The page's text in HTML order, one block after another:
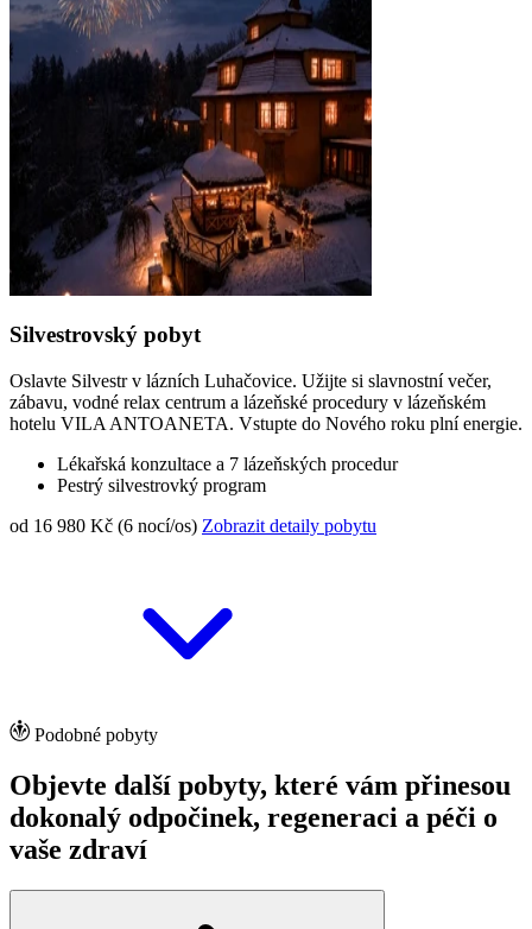
Silvestrovský pobyt
Oslavte Silvestr v lázních Luhačovice. Užijte si slavnostní večer,
zábavu, vodné relax centrum a lázeňské procedury v lázeňském
hotelu VILA ANTOANETA. Vstupte do Nového roku plní energie.
Lékařská konzultace a 7 lázeňských procedur
Pestrý silvestrovký program
od 16 980 Kč (6 nocí/os) Zobrazit detaily pobytu
Podobné pobyty
Objevte další pobyty, které vám přinesou
dokonalý odpočinek, regeneraci a péči o
vaše zdraví